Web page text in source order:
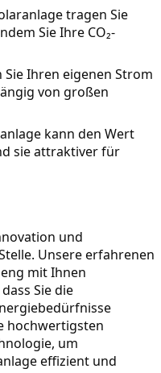
tragen Sie
Sie Ihre CO₂-
Sie Ihren eigenen Strom
von großen
kann den Wert
sie attraktiver für
und
Unsere erfahrenen
mit Ihnen
Sie die
hochwertigsten
um
effizient und